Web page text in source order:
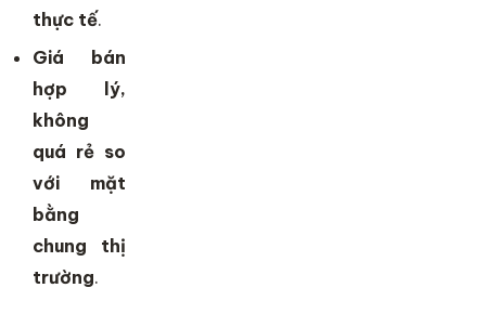
thực tế.
Giá bán
hợp lý,
không
quá rẻ so
với mặt
bằng
chung thị
trường.